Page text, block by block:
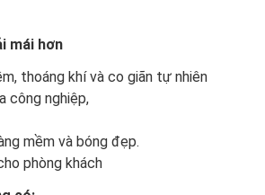
mái hơn
thoáng khí và co giãn tự nhiên
công nghiệp,
mềm và bóng đẹp.
phòng khách